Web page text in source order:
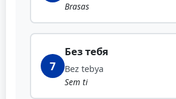
Brasas
7
Без тебя
Bez tebya
Sem ti